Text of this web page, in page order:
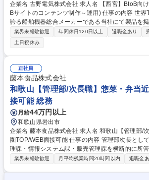
企業名 古野電気株式会社 求人名 【西宮】BtoB向けのWEBマーケ(製品WE
Bサイトのコンテンツ制作～運用) 仕事の内容 世界TOPクラスのシェアを
誇る船舶機器総合メーカーである当社にて製品を
の制作・運用をご担当いただきます。 ■サイト：
p/ 【詳細】■全社製品Webサイトのコンテンツ企画・制作、進行管理、外
部制作会社へのディレクション、CMS運用、アク
行等 【仕事の流れ】カタログに載っている製品の
載する製品を選定し、CMSを用いてサイト制作を
やPhotoshopを用いた修正作業が発生 【その他】
会社の宣伝担当との意見交換にもチャレンジしていただ
【西宮】BtoB向けのWEBマーケ(製品WEBサイト
用)
業界未経験歓迎 年間休日120日以上 退職金あり
土日祝休み
正社員
藤本食品株式会社
和歌山【管理部/次長職】惣菜・弁当
接可能 総務
月給44万円以上
和歌山県岩出市
企業名 藤本食品株式会社 求人名 和歌山【管理部/次長職】惣菜・弁当近畿
圏TOP/WEB面接可能 仕事の内容 管理部次長として、総務人事課・財務経
理課・情報システム課・販売管理課を横断的に所
深く関与しながら、メンバー経営層G会社と連携し
総務・法務・外国籍人材の就労支援など） ●財務
業界未経験歓迎 月平均残業時間20時間以内 退職金